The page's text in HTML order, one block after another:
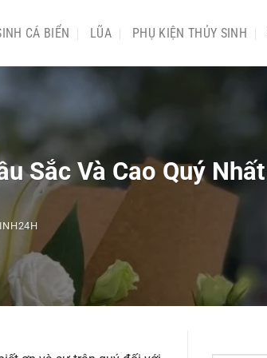
CÁ BIỂN LŨA PHỤ KIỆN THỦY SINH
Sắc Và Cao Quý Nhất